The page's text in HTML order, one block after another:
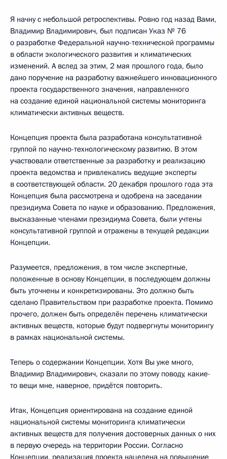
Я начну с небольшой ретроспективы. Ровно год назад Вами,
Владимир Владимирович, был подписан Указ № 76
о разработке Федеральной научно-технической программы
в области экологического развития и климатических
изменений. А вслед за этим, 2 мая прошлого года, было
дано поручение на разработку важнейшего инновационного
проекта государственного значения, направленного
на создание единой национальной системы мониторинга
климатически активных веществ.
Концепция проекта была разработана консультативной
группой по научно-технологическому развитию. В этом
участвовали ответственные за разработку и реализацию
проекта ведомства и привлекались ведущие эксперты
в соответствующей области. 20 декабря прошлого года эта
Концепция была рассмотрена и одобрена на заседании
президиума Совета по науке и образованию. Предложения,
высказанные членами президиума Совета, были учтены
консультативной группой и отражены в текущей редакции
Концепции.
Разумеется, предложения, в том числе экспертные,
положенные в основу Концепции, в последующем должны
быть уточнены и конкретизированы. Это должно быть
сделано Правительством при разработке проекта. Помимо
прочего, должен быть определён перечень климатически
активных веществ, которые будут подвергнуты мониторингу
в рамках национальной системы.
Теперь о содержании Концепции. Хотя Вы уже много,
Владимир Владимирович, сказали по этому поводу, какие-
то вещи мне, наверное, придётся повторить.
Итак, Концепция ориентирована на создание единой
национальной системы мониторинга климатически
активных веществ для получения достоверных данных о них
в первую очередь на территории России. Согласно
Концепции, реализация проекта нацелена на повышение